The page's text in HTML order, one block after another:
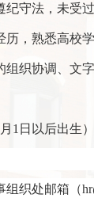
守法，未受
，熟悉高校
织协调、文
1日以后出生
织处邮箱（